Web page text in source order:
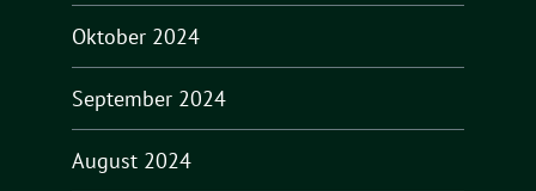
Oktober 2024
September 2024
August 2024